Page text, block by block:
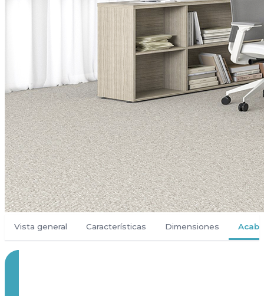
Vista general Características Dimensiones